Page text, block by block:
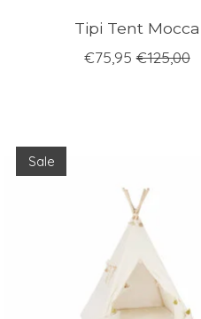
Tipi Tent Mocca
€75,95 €125,00
Sale